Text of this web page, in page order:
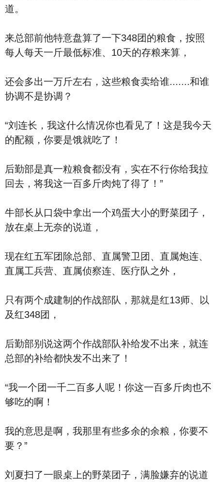
道。
来总部前他特意盘算了一下348团的粮食，按照
每人每天一斤最低标准、10天的存粮来算，
还会多出一万斤左右，这些粮食卖给谁.......和谁
协调不是协调？
“刘连长，我这什么情况你也看见了！这是我今天
的配额，你要是饿就吃了！
后勤部是真一粒粮食都没有，实在不行你给我拉
回去，将我这一百多斤肉炖了得了！”
牛部长从口袋中拿出一个鸡蛋大小的野菜团子，
放在桌上无奈的说道，
现在红五军团除总部、直属警卫团、直属炮连、
直属工兵营、直属侦察连、医疗队之外，
只有两个成建制的作战部队，那就是红13师、以
及红348团，
后勤部别说这两个作战部队补给发不出来，就连
总部的补给都快发不出来了！
“我一个团一千二百多人呢！你这一百多斤肉也不
够吃的啊！
我的意思是啊，我那里有些多余的余粮，你要不
要？”
刘夏扫了一眼桌上的野菜团子，满脸嫌弃的说道